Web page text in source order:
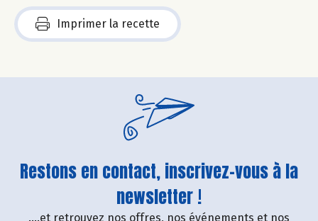
Imprimer la recette
Restons en contact, inscrivez-vous à la
newsletter !
....et retrouvez nos offres, nos événements et nos